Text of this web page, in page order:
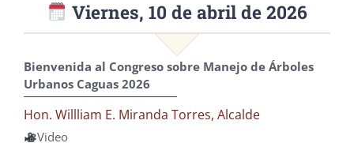
Viernes, 10 de abril de 2026
Bienvenida al Congreso sobre Manejo de Árboles
Urbanos Caguas 2026
Hon. Willliam E. Miranda Torres, Alcalde
Video